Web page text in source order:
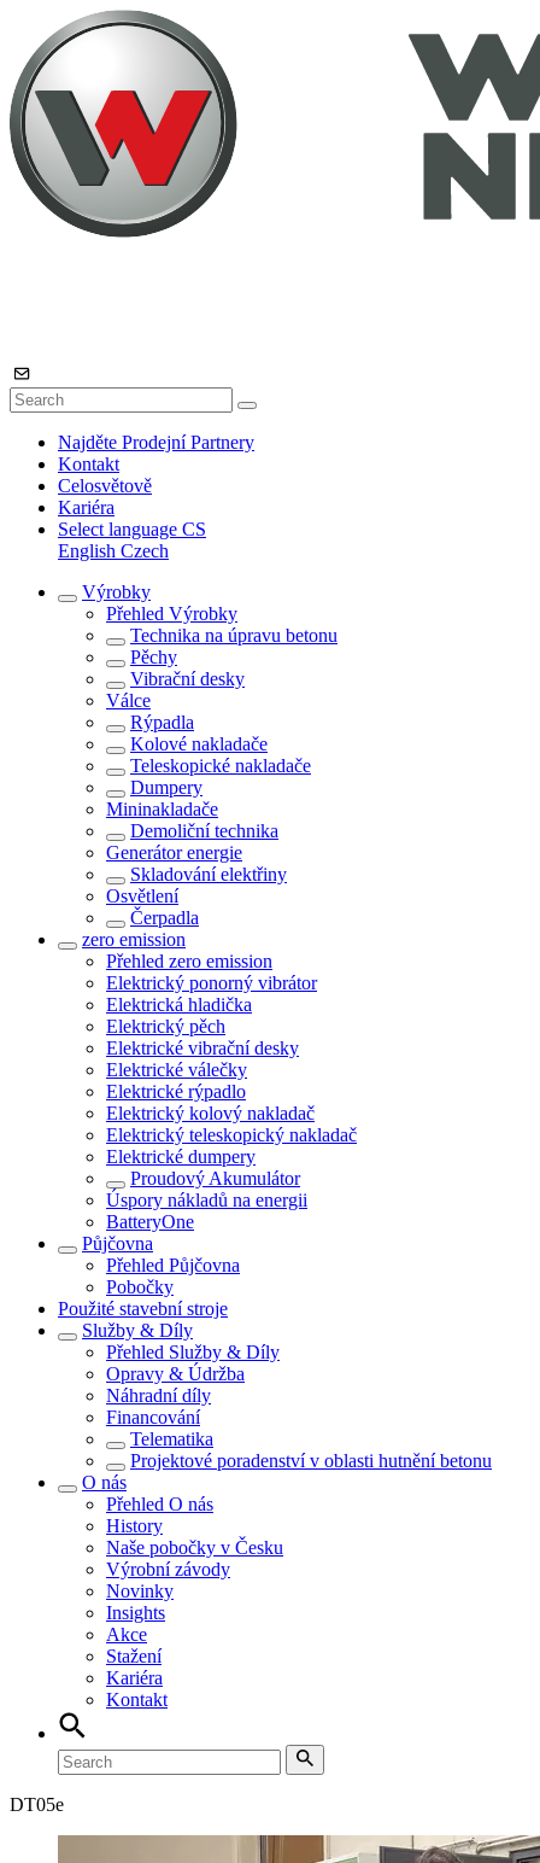
Najděte Prodejní Partnery
Kontakt
Celosvětově
Kariéra
Select language CS
English Czech
Výrobky
Přehled Výrobky
Technika na úpravu betonu
Pěchy
Vibrační desky
Válce
Rýpadla
Kolové nakladače
Teleskopické nakladače
Dumpery
Mininakladače
Demoliční technika
Generátor energie
Skladování elektřiny
Osvětlení
Čerpadla
zero emission
Přehled zero emission
Elektrický ponorný vibrátor
Elektrická hladička
Elektrický pěch
Elektrické vibrační desky
Elektrické válečky
Elektrické rýpadlo
Elektrický kolový nakladač
Elektrický teleskopický nakladač
Elektrické dumpery
Proudový Akumulátor
Úspory nákladů na energii
BatteryOne
Půjčovna
Přehled Půjčovna
Pobočky
Použité stavební stroje
Služby & Díly
Přehled Služby & Díly
Opravy & Údržba
Náhradní díly
Financování
Telematika
Projektové poradenství v oblasti hutnění betonu
O nás
Přehled O nás
History
Naše pobočky v Česku
Výrobní závody
Novinky
Insights
Akce
Stažení
Kariéra
Kontakt
DT05e